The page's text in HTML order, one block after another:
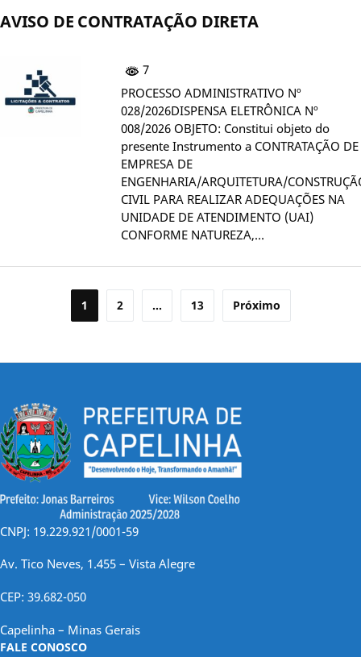
AVISO DE CONTRATAÇÃO DIRETA
7
PROCESSO ADMINISTRATIVO Nº
028/2026DISPENSA ELETRÔNICA Nº
008/2026 OBJETO: Constitui objeto do
presente Instrumento a CONTRATAÇÃO DE
EMPRESA DE
ENGENHARIA/ARQUITETURA/
CIVIL PARA REALIZAR ADEQUAÇÕES NA
UNIDADE DE ATENDIMENTO (UAI)
CONFORME NATUREZA,…
Paginação
posts
1 2 … 13 Próximo
CNPJ: 19.229.921/0001-59
Av. Tico Neves, 1.455 – Vista Alegre
CEP: 39.682-050
Capelinha – Minas Gerais
FALE CONOSCO